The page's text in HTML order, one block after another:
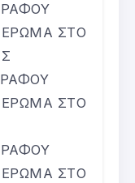
ΣΤΟ
ΣΤΟ
ΣΤΟ